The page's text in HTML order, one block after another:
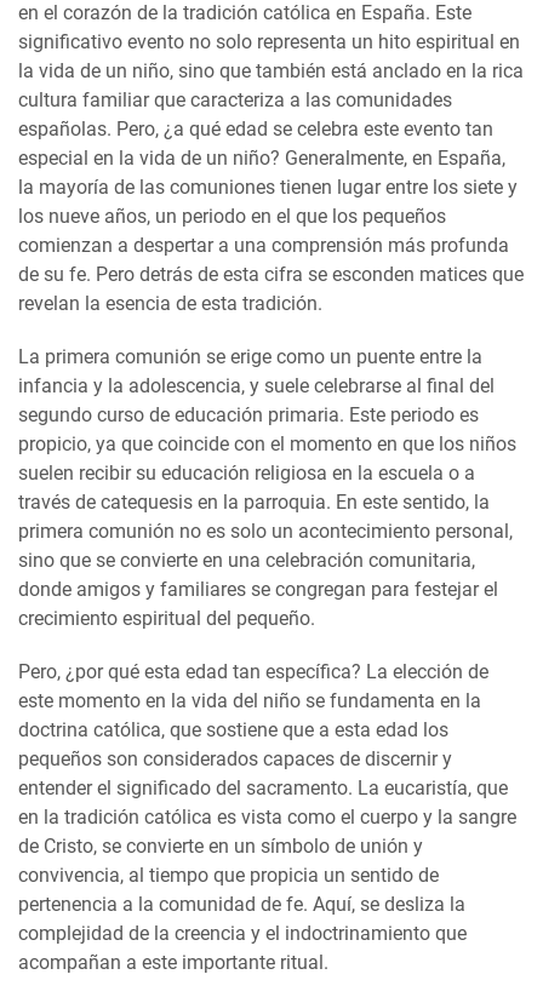
en el corazón de la tradición católica en España. Este
significativo evento no solo representa un hito espiritual en
la vida de un niño, sino que también está anclado en la rica
cultura familiar que caracteriza a las comunidades
españolas. Pero, ¿a qué edad se celebra este evento tan
especial en la vida de un niño? Generalmente, en España,
la mayoría de las comuniones tienen lugar entre los siete y
los nueve años, un periodo en el que los pequeños
comienzan a despertar a una comprensión más profunda
de su fe. Pero detrás de esta cifra se esconden matices que
revelan la esencia de esta tradición.
La primera comunión se erige como un puente entre la
infancia y la adolescencia, y suele celebrarse al final del
segundo curso de educación primaria. Este periodo es
propicio, ya que coincide con el momento en que los niños
suelen recibir su educación religiosa en la escuela o a
través de catequesis en la parroquia. En este sentido, la
primera comunión no es solo un acontecimiento personal,
sino que se convierte en una celebración comunitaria,
donde amigos y familiares se congregan para festejar el
crecimiento espiritual del pequeño.
Pero, ¿por qué esta edad tan específica? La elección de
este momento en la vida del niño se fundamenta en la
doctrina católica, que sostiene que a esta edad los
pequeños son considerados capaces de discernir y
entender el significado del sacramento. La eucaristía, que
en la tradición católica es vista como el cuerpo y la sangre
de Cristo, se convierte en un símbolo de unión y
convivencia, al tiempo que propicia un sentido de
pertenencia a la comunidad de fe. Aquí, se desliza la
complejidad de la creencia y el indoctrinamiento que
acompañan a este importante ritual.